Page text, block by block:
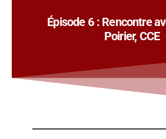
Épisode 6 : Rencontre
Poirier, CCE